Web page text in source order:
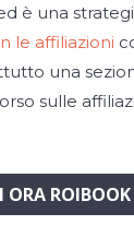
è una
le affiliazioni
una
sulle
ORA